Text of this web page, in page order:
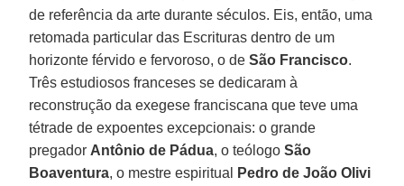
de referência da arte durante séculos. Eis, então, uma
retomada particular das Escrituras dentro de um
horizonte férvido e fervoroso, o deSão Francisco.
Três estudiosos franceses se dedicaram à
reconstrução da exegese franciscana que teve uma
tétrade de expoentes excepcionais: o grande
pregador Antônio de Pádua, o teólogoSão
Boaventura, o mestre espiritual
Pedro de João Olivi